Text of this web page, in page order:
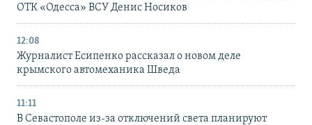
ОТК «Одесса» ВСУ Денис Носиков
12:08
Журналист Есипенко рассказал о новом деле
крымского автомеханика Шведа
11:11
В Севастополе из-за отключений света планируют